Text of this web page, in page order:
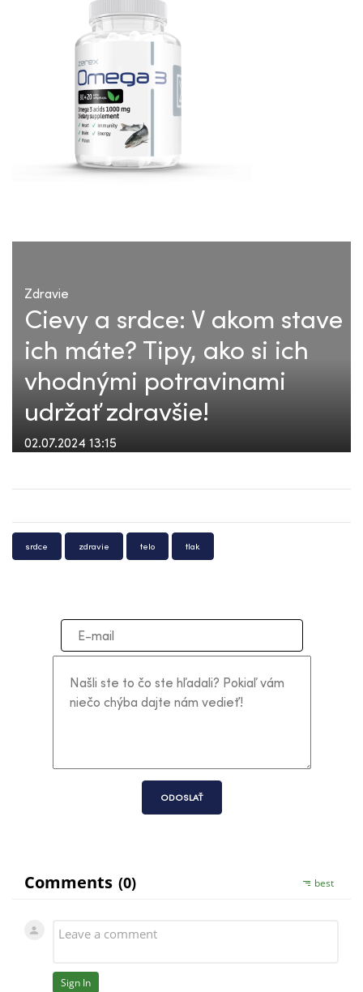
Zdravie
Cievy a srdce: V akom stave
ich máte? Tipy, ako si ich
vhodnými potravinami
udržať zdravšie!
02.07.2024 13:15
srdce zdravie telo tlak
ODOSLAŤ